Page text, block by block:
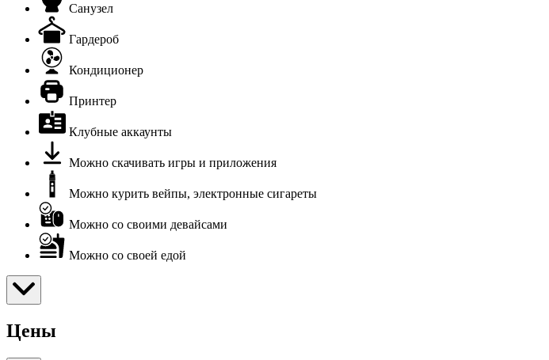
Санузел
Гардероб
Кондиционер
Принтер
Клубные аккаунты
Можно скачивать игры и приложения
Можно курить вейпы, электронные сигареты
Можно со своими девайсами
Можно со своей едой
Цены